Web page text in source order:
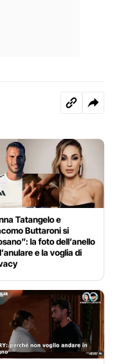
Tatangelo e
Buttaroni si
la foto dell’anello
e la voglia di